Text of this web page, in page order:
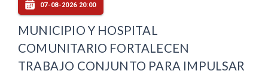
07-08-2026 20:00
MUNICIPIO Y HOSPITAL
COMUNITARIO FORTALECEN
TRABAJO CONJUNTO PARA IMPULSAR